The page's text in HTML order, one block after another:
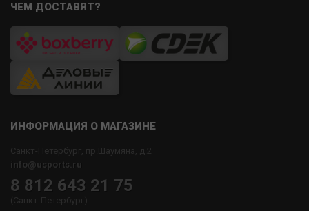
ЧЕМ ДОСТАВЯТ?
ИНФОРМАЦИЯ О МАГАЗИНЕ
Санкт-Петербург, пр.Шаумяна, д.2
info@usports.ru
8 812 643 21 75
(Санкт-Петербург)